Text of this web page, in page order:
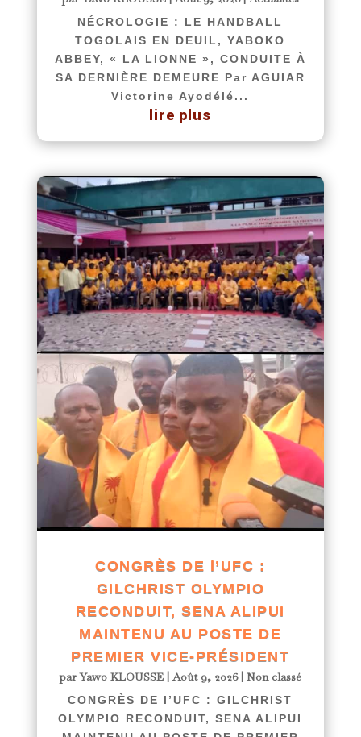
NÉCROLOGIE : LE HANDBALL
TOGOLAIS EN DEUIL, YABOKO
ABBEY, « LA LIONNE », CONDUITE À
SA DERNIÈRE DEMEURE Par AGUIAR
Victorine Ayodélé...
lire plus
CONGRÈS DE l’UFC :
GILCHRIST OLYMPIO
RECONDUIT, SENA ALIPUI
MAINTENU AU POSTE DE
PREMIER VICE-PRÉSIDENT
parYawo KLOUSSE |Août 9, 2026|Non classé
CONGRÈS DE l’UFC : GILCHRIST
OLYMPIO RECONDUIT, SENA ALIPUI